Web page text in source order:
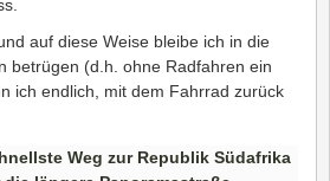
auf diese Weise bleibe ich in die
betrügen (d.h. ohne Radfahren ein
ich endlich, mit dem Fahrrad zurück